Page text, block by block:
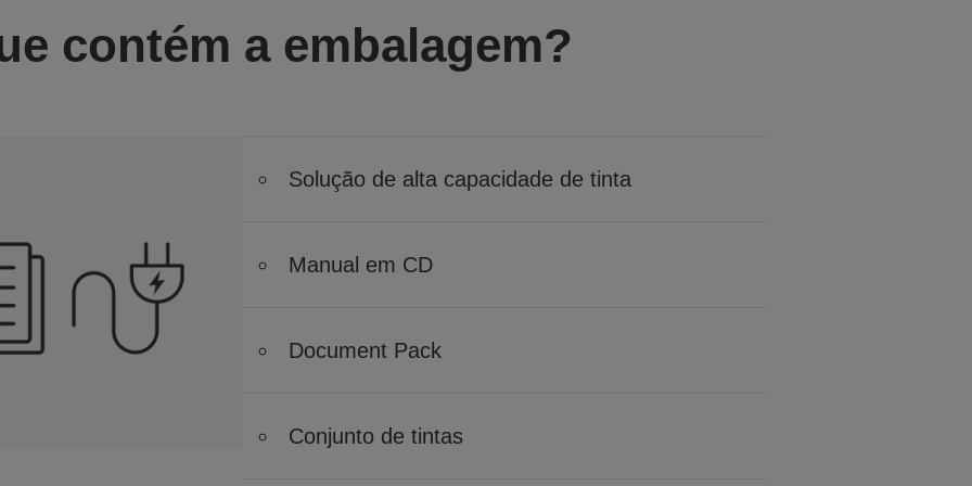
contém a embalagem?
Solução de alta capacidade de tinta
Manual em CD
Document Pack
Conjunto de tintas